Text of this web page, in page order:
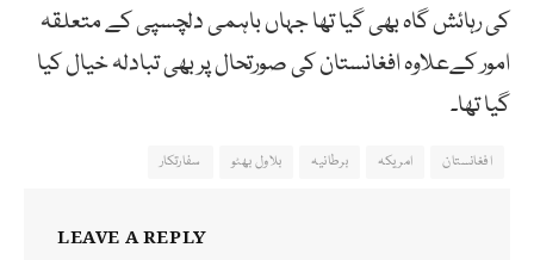
کی رہائش گاہ بھی گیا تھا جہاں باہمی دلچسپی کے متعلقہ
امور کےعلاوہ افغانستان کی صورتحال پر بھی تبادلہ خیال کیا
گیا تھا۔
افغانستان امریکہ برطانیہ بلاول بھٹو سفارتکار
LEAVE A REPLY